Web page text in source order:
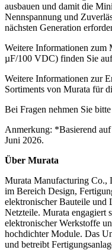
ausbauen und damit die
Nennspannung und
nächsten Generation
Weitere Informationen
µF/100 VDC) finden Sie
Weitere Informationen zur
Sortiments von Murata für
Bei Fragen nehmen Sie
Anmerkung: *Basierend
Juni 2026.
Über Murata
Murata Manufacturing Co.,
im Bereich Design,
elektronischer Bauteile und
Netzteile. Murata
elektronischer Werkstoffe
hochdichter Module. Das
und betreibt